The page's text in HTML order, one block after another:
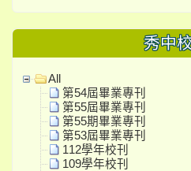
秀中
All
第54屆畢業專刊
第55屆畢業專刊
第55期畢業專刊
第53屆畢業專刊
112學年校刊
109學年校刊